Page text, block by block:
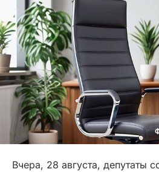
Вчера, 28 августа, депутаты